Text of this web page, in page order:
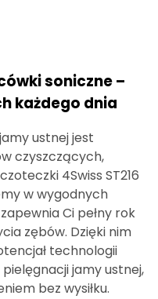
soniczne –
każdego dnia
ustnej jest
czyszczących,
4Swiss ST216
w wygodnych
Ci pełny rok
zębów. Dzięki nim
technologii
jamy ustnej,
bez wysiłku.